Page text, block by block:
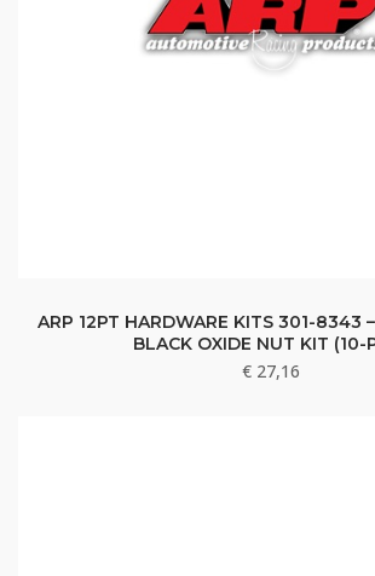
ARP 12PT HARDWARE KITS 301-8343
BLACK OXIDE NUT KIT (10-
€ 27,16